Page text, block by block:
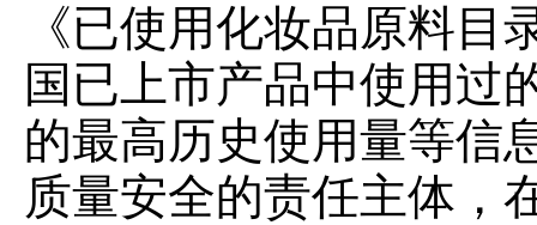
《已使用化妆品原料
国已上市产品中使用过
的最高历史使用量等信
质量安全的责任主体，